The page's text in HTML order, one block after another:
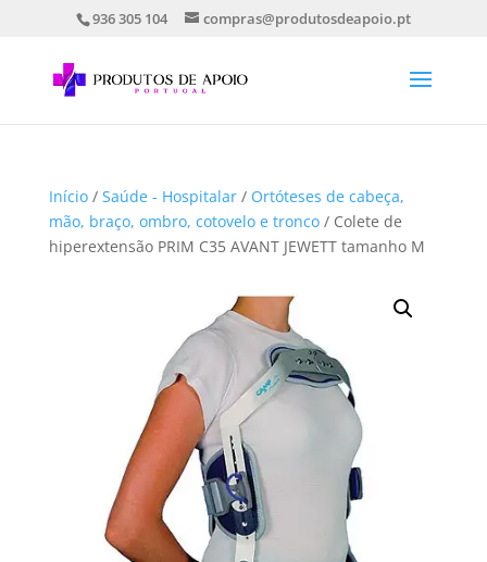
936 305 104 compras@produtosdeapoio.pt
Início/ Saúde - Hospitalar/ Ortóteses de cabeça,
mão, braço, ombro, cotovelo e tronco/ Colete de
hiperextensão PRIM C35 AVANT JEWETT tamanho M